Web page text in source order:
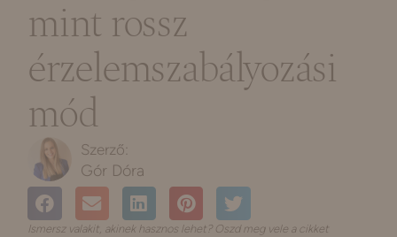
mint rossz
érzelemszabályozási
mód
Gór Dóra
Ismersz valakit, akinek hasznos lehet? Oszd meg vele a cikket